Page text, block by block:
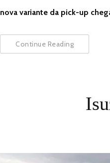
nova variante da pick-up
Continue Reading